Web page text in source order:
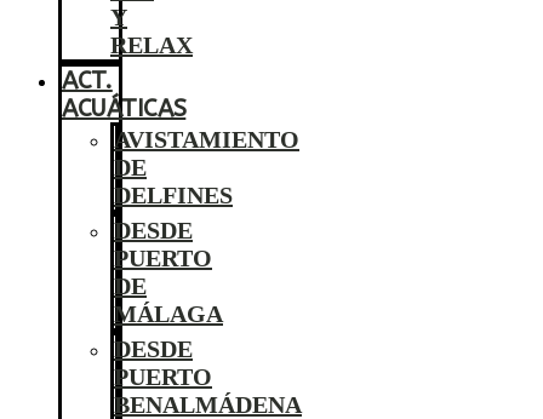
Y
RELAX
ACT.
ACUÁTICAS
AVISTAMIENTO
DE
DELFINES
DESDE
PUERTO
DE
MÁLAGA
DESDE
PUERTO
BENALMÁDENA